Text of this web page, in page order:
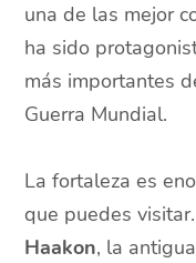
una de las mejor
ha sido
más importantes
Guerra Mundial.
La fortaleza es
que puedes
Haakon, la